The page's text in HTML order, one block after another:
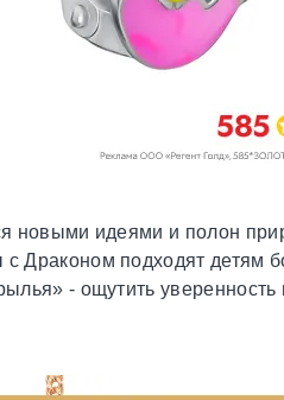
новыми идеями и полон
Драконом подходят детям
- ощутить уверенность